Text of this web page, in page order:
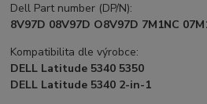
Dell Part number (DP/N):
8V97D 08V97D O8V97D 7M1NC
Kompatibilita dle výrobce:
DELL Latitude 5340 5350
DELL Latitude 5340 2-in-1